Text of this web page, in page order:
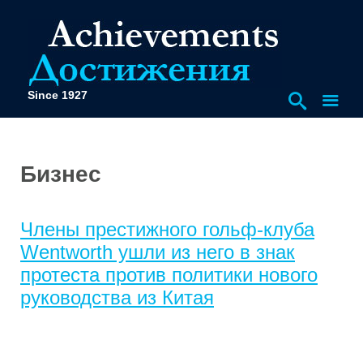
Since 1927
Бизнес
Члены престижного гольф-клуба
Wentworth ушли из него в знак
протеста против политики нового
руководства из Китая